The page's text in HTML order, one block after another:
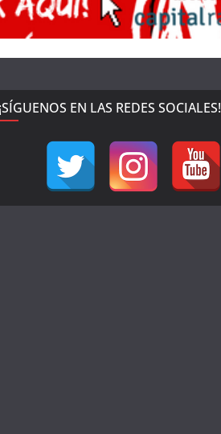
EN LAS REDES SOCIALES!